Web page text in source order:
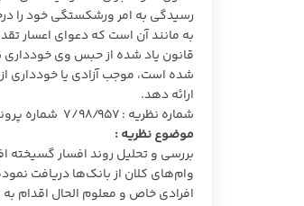
رسیدگی به امر ورشکستگی خود را
شده است، موجب آزادی یا خودداری
ارائه دهد.
شماره نظریه : ۷/۹۸/۹۵۷ شماره پرونده : ۹۸-۷۹-۹۵۷ ح تاریخ نظریه : ۱۳۹۸/۰۹/۱۹
موضوع نظریه :
بررسی و تحلیل روند افسار
وام‌های کلان از بانک‌ها دریافت
افرادی خاص و معلوم الحال اقدام